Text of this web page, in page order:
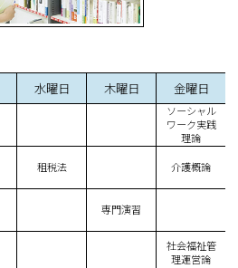
水曜日 木曜日 金曜日
ソーシャル
ワーク実践
理論
租税法 介護概論
専門演習
社会福祉管
理運営論